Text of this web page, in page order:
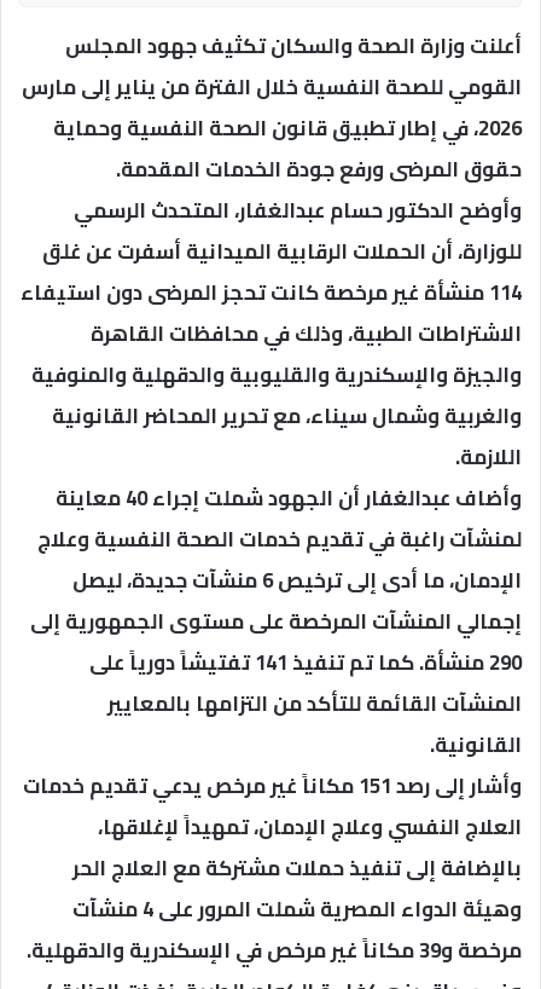
أعلنت وزارة الصحة والسكان تكثيف جهود المجلس
القومي للصحة النفسية خلال الفترة من يناير إلى مارس
2026، في إطار تطبيق قانون الصحة النفسية وحماية
حقوق المرضى ورفع جودة الخدمات المقدمة.
وأوضح الدكتور حسام عبدالغفار، المتحدث الرسمي
للوزارة، أن الحملات الرقابية الميدانية أسفرت عن غلق
114 منشأة غير مرخصة كانت تحجز المرضى دون استيفاء
الاشتراطات الطبية، وذلك في محافظات القاهرة
والجيزة والإسكندرية والقليوبية والدقهلية والمنوفية
والغربية وشمال سيناء، مع تحرير المحاضر القانونية
اللازمة.
وأضاف عبدالغفار أن الجهود شملت إجراء 40 معاينة
لمنشآت راغبة في تقديم خدمات الصحة النفسية وعلاج
الإدمان، ما أدى إلى ترخيص 6 منشآت جديدة، ليصل
إجمالي المنشآت المرخصة على مستوى الجمهورية إلى
290 منشأة. كما تم تنفيذ 141 تفتيشاً دورياً على
المنشآت القائمة للتأكد من التزامها بالمعايير
القانونية.
وأشار إلى رصد 151 مكاناً غير مرخص يدعي تقديم خدمات
العلاج النفسي وعلاج الإدمان، تمهيداً لإغلاقها،
بالإضافة إلى تنفيذ حملات مشتركة مع العلاج الحر
وهيئة الدواء المصرية شملت المرور على 4 منشآت
مرخصة و39 مكاناً غير مرخص في الإسكندرية والدقهلية.